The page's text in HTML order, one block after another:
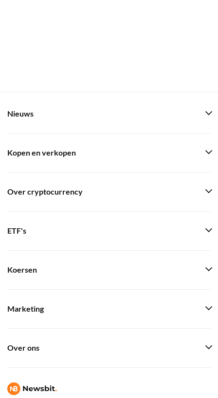
Nieuws
Kopen en verkopen
Over cryptocurrency
ETF's
Koersen
Marketing
Over ons